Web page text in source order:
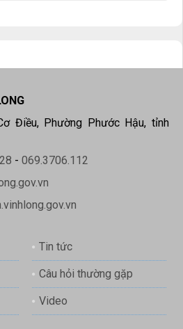
Điều, Phường Phước Hậu, tỉnh
- 069.3706.112
Tin tức
Câu hỏi thường gặp
Video